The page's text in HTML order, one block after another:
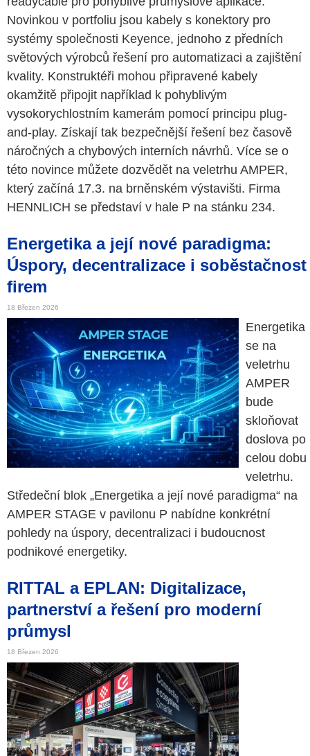
Novinkou v portfoliu jsou kabely s konektory pro
systémy společnosti Keyence, jednoho z předních
světových výrobců řešení pro automatizaci a zajištění
kvality. Konstruktéři mohou připravené kabely
okamžitě připojit například k pohyblivým
vysokorychlostním kamerám pomocí principu plug-
and-play. Získají tak bezpečnější řešení bez časově
náročných a chybových interních návrhů. Více se o
této novince můžete dozvědět na veletrhu AMPER,
který začíná 17.3. na brněnském výstavišti. Firma
HENNLICH se představí v hale P na stánku 234.
Energetika a její nové paradigma:
Úspory, decentralizace i soběstačnost
firem
18 Březen 2026
Energetika
se na
veletrhu
AMPER
bude
skloňovat
doslova po
celou dobu
veletrhu.
Středeční blok „Energetika a její nové paradigma“ na
AMPER STAGE v pavilonu P nabídne konkrétní
pohledy na úspory, decentralizaci i budoucnost
podnikové energetiky.
RITTAL a EPLAN: Digitalizace,
partnerství a řešení pro moderní
průmysl
18 Březen 2026